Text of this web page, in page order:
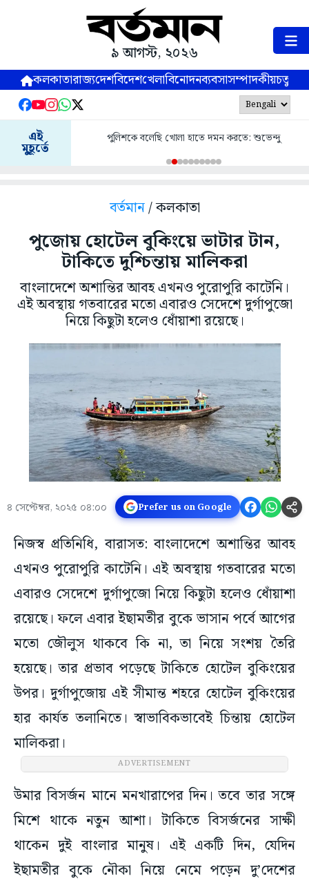
৯ আগস্ট, ২০২৬
কলকাতারাজ্যদেশবিদেশখেলাবিনোদনব্যবসাসম্পাদকীয়
এই
মুহূর্তে
পুলিশকে বলেছি খোলা হাতে দমন করতে: শুভেন্দু
বর্তমান/ কলকাতা
পুজোয় হোটেল বুকিংয়ে ভাটার টান,
টাকিতে দুশ্চিন্তায় মালিকরা
বাংলাদেশে অশান্তির আবহ এখনও পুরোপুরি কাটেনি।
এই অবস্থায় গতবারের মতো এবারও সেদেশে দুর্গাপুজো
নিয়ে কিছুটা হলেও ধোঁয়াশা রয়েছে।
৪ সেপ্টেম্বর, ২০২৫ ০৪:০০ Prefer us on Google
নিজস্ব প্রতিনিধি, বারাসত: বাংলাদেশে অশান্তির আবহ
এখনও পুরোপুরি কাটেনি। এই অবস্থায় গতবারের মতো
এবারও সেদেশে দুর্গাপুজো নিয়ে কিছুটা হলেও ধোঁয়াশা
রয়েছে। ফলে এবার ইছামতীর বুকে ভাসান পর্বে আগের
মতো জৌলুস থাকবে কি না, তা নিয়ে সংশয় তৈরি
হয়েছে। তার প্রভাব পড়েছে টাকিতে হোটেল বুকিংয়ের
উপর। দুর্গাপুজোয় এই সীমান্ত শহরে হোটেল বুকিংয়ের
হার কার্যত তলানিতে। স্বাভাবিকভাবেই চিন্তায় হোটেল
মালিকরা।
ADVERTISEMENT
উমার বিসর্জন মানে মনখারাপের দিন। তবে তার সঙ্গে
মিশে থাকে নতুন আশা। টাকিতে বিসর্জনের সাক্ষী
থাকেন দুই বাংলার মানুষ। এই একটি দিন, যেদিন
ইছামতীর বুকে নৌকা নিয়ে নেমে পড়েন দু’দেশের